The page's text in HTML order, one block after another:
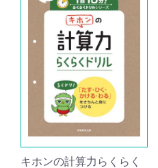
キホンの計算力らくらく